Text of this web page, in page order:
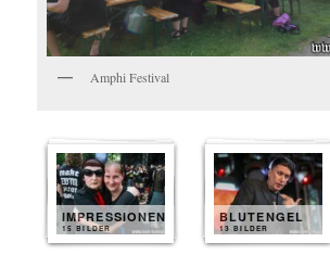
Amphi Festival
IMPRESSIONEN
15 BILDER
BLUTENGEL
13 BILDER